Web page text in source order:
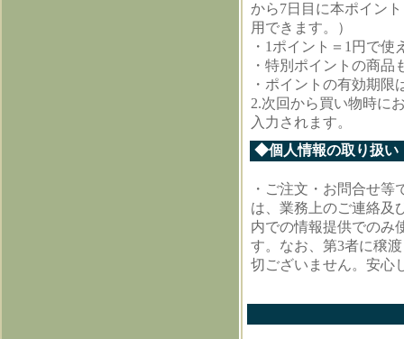
から7日目に本ポイン
用できます。）
・1ポイント＝1円で使
・特別ポイントの商品
・ポイントの有効期限
2.次回から買い物時に
入力されます。
◆個人情報の取り扱い
・ご注文・お問合せ等
は、業務上のご連絡及
内での情報提供でのみ
す。なお、第3者に穣
切ございません。安心